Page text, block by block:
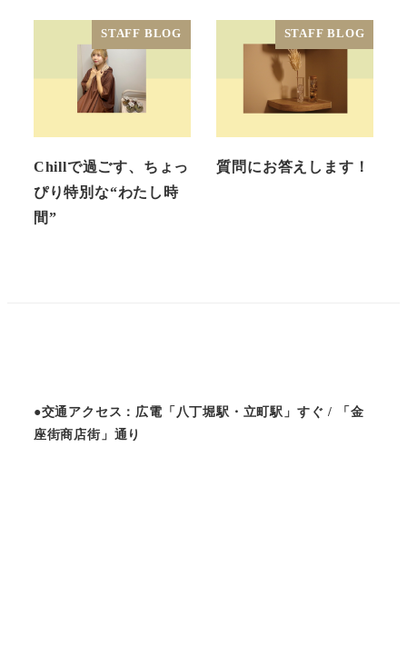
STAFF BLOG
Chillで過ごす、ちょっ
ぴり特別な“わたし時
間”
STAFF BLOG
質問にお答えします！
●交通アクセス：広電「八丁堀駅・立町駅」すぐ / 「金
座街商店街」通り